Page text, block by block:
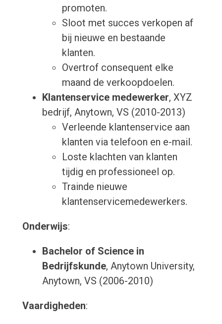
promoten.
Sloot met succes verkopen af
bij nieuwe en bestaande
klanten.
Overtrof consequent elke
maand de verkoopdoelen.
Klantenservice medewerker, XYZ
bedrijf, Anytown, VS (2010-2013)
Verleende klantenservice aan
klanten via telefoon en e-mail.
Loste klachten van klanten
tijdig en professioneel op.
Trainde nieuwe
klantenservicemedewerkers.
Onderwijs:
Bachelor of Science in
Bedrijfskunde, Anytown University,
Anytown, VS (2006-2010)
Vaardigheden: